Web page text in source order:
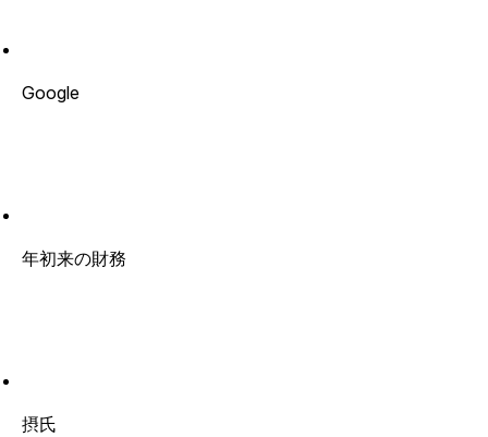
Google
年初来の財務
摂氏